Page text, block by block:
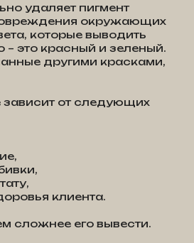
удаляет пигмент
окружающих
которые выводить
это красный и зеленый.
другими красками,
зависит от следующих
клиента.
сложнее его вывести.